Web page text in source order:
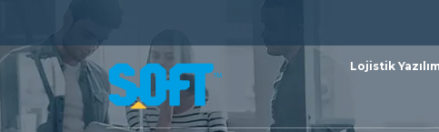
Lojistik Yazılım